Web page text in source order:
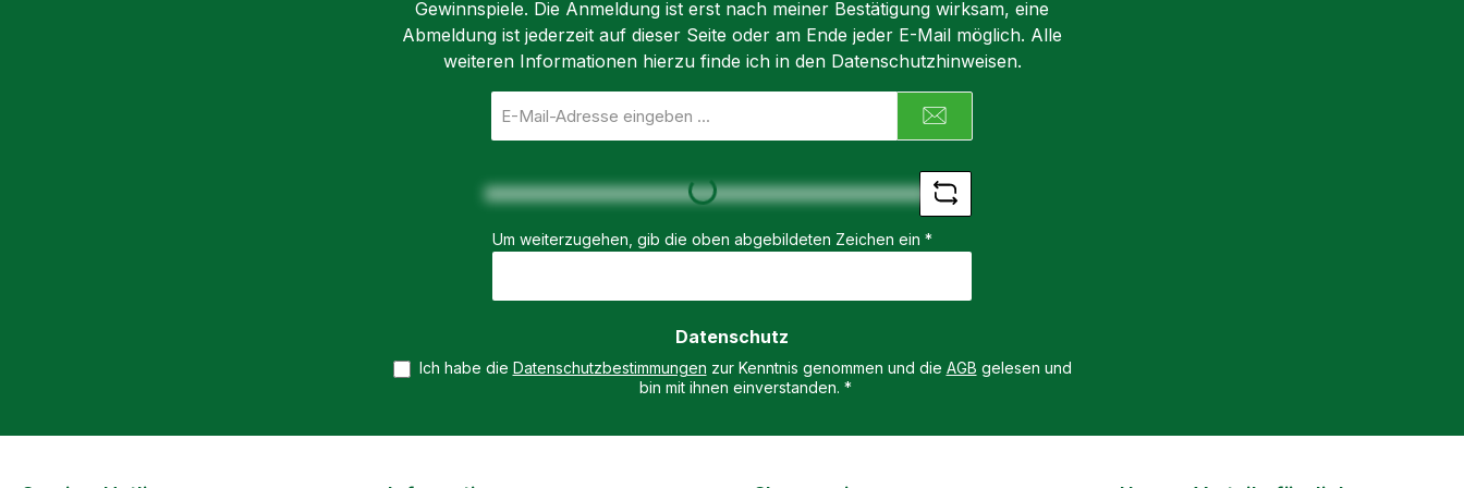
Gewinnspiele. Die Anmeldung ist erst nach meiner Bestätigung wirksam, eine
Abmeldung ist jederzeit auf dieser Seite oder am Ende jeder E-Mail möglich. Alle
weiteren Informationen hierzu finde ich in den Datenschutzhinweisen.
Mail-
Loading...
Um weiterzugehen, gib die oben abgebildeten Zeichen ein *
Datenschutz
Ich habe die Datenschutzbestimmungen zur Kenntnis genommen und die AGB gelesen und
bin mit ihnen einverstanden. *